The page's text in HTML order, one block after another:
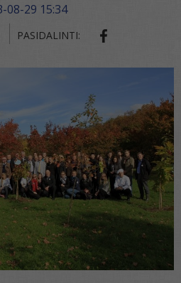
08-29 15:34
PASIDALINTI: